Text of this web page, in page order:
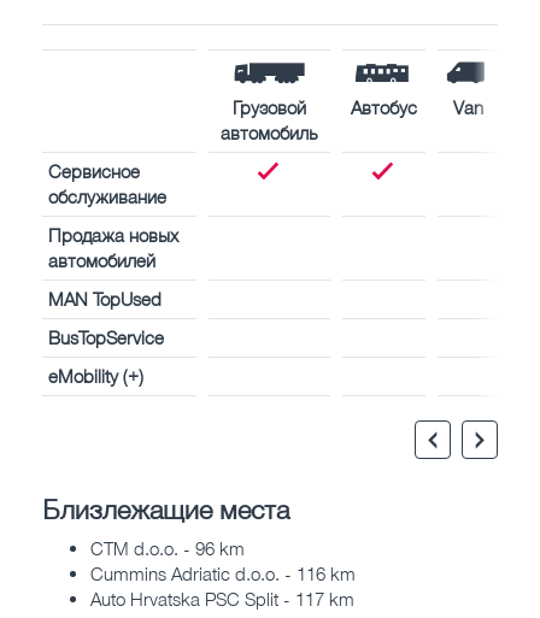
Грузовой
автомобиль
Автобус Van
Сервисное
обслуживание
Продажа новых
автомобилей
MAN TopUsed
BusTopService
eMobility (+)
Близлежащие места
CTM d.o.o. - 96 km
Cummins Adriatic d.o.o. - 116 km
Auto Hrvatska PSC Split - 117 km